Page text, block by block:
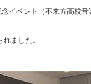
イベント（不来方高校
ました。